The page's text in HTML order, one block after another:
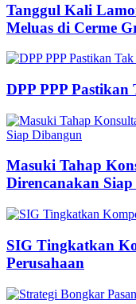
Tanggul Kali
Meluas di Cerme
DPP PPP
Masuki Tahap
Direncanakan
SIG Tingkatkan
Perusahaan